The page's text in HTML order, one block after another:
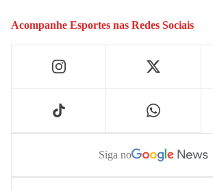
Acompanhe Esportes nas Redes Sociais
Siga no